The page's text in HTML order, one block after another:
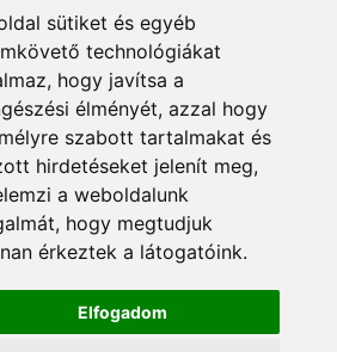
sütiket és egyéb
technológiákat
hogy javítsa a
élményét, azzal hogy
szabott tartalmakat és
hirdetéseket jelenít meg,
a weboldalunk
hogy megtudjuk
érkeztek a látogatóink.
Elfogadom
Trees.org-ot
ültetünk egy fát! Bővebben